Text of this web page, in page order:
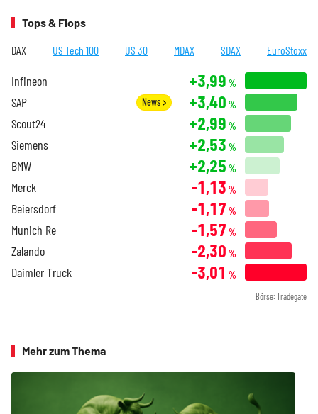
Tops & Flops
DAX US Tech 100 US 30 MDAX SDAX EuroStoxx
Infineon +3,99 %
SAP News +3,40 %
Scout24 +2,99 %
Siemens +2,53 %
BMW +2,25 %
Merck -1,13 %
Beiersdorf -1,17 %
Munich Re -1,57 %
Zalando -2,30 %
Daimler Truck -3,01 %
Börse: Tradegate
Mehr zum Thema